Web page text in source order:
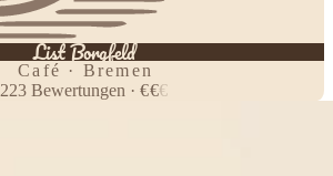
List Borgfeld
Café · Bremen
223 Bewertungen ·€€€